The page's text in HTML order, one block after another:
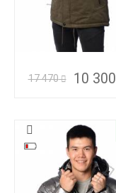
17 470 10 300